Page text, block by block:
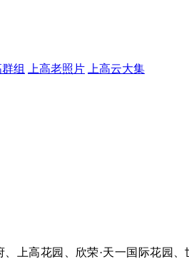
群组 上高老照片
上高云大集
上高花园、欣荣·天一国际花园